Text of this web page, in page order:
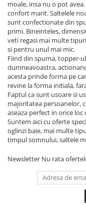
moale, insa nu o pot
confort marit. Saltelele
sunt confectionate din
primi. Bineinteles,
veti regasi mai multe
si pentru unul mai mic.
Fiind din spuma, topper-
dumneavoastra,
acesta prinde forma pe
revine la forma initiala,
Faptul ca sunt usoare si
majoritatea persoanelor,
aseaza perfect in orice
Suntem aici cu oferte
oglinzi baie, mai multe
timpul somnului, saltele
Newsletter Nu rata